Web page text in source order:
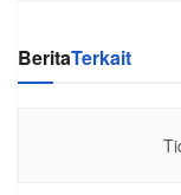
BeritaTerkait